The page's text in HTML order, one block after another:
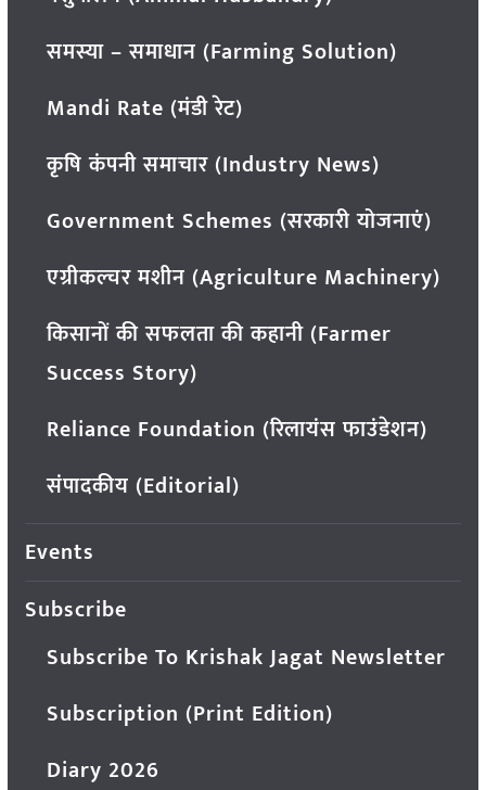
समस्या – समाधान (Farming Solution)
Mandi Rate (मंडी रेट)
कृषि कंपनी समाचार (Industry News)
Government Schemes (सरकारी योजनाएं)
एग्रीकल्चर मशीन (Agriculture Machinery)
किसानों की सफलता की कहानी (Farmer
Success Story)
Reliance Foundation (रिलायंस फाउंडेशन)
संपादकीय (Editorial)
Events
Subscribe
Subscribe To Krishak Jagat Newsletter
Subscription (Print Edition)
Diary 2026